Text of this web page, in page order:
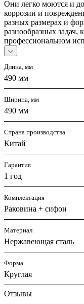
Они легко моются и
коррозии и
разных размерах и
разнообразных задач,
профессиональном
Длина, мм
490 мм
Ширина, мм
490 мм
Страна производства
Китай
Гарантия
1 год
Комплектация
Раковина + сифон
Материал
Нержавеющая сталь
Форма
Круглая
Отзывы